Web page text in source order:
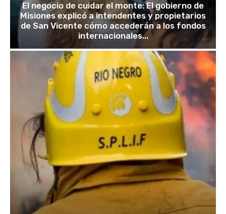
El negocio de cuidar el monte: El gobierno de
Misiones explicó a intendentes y propietarios
de San Vicente cómo accederán a los fondos
internacionales...